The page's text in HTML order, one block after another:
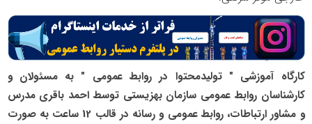
کارگاه آموزشی " تولیدمحتوا در روابط عمومی " به مسئولان و
کارشناسان روابط عمومی سازمان بهزیستی توسط احمد باقری مدرس
و مشاور ارتباطات، روابط عمومی و رسانه در قالب 12 ساعت به صورت